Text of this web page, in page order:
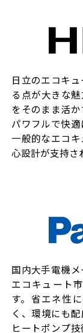
日立のエコキ
る点が大きな
をそのまま活
パワフルで快適
一般的なエコ
心設計が支持さ
国内大手電機メ
エコキュート
す。省エネ性
く、環境にも
ヒートポンプ